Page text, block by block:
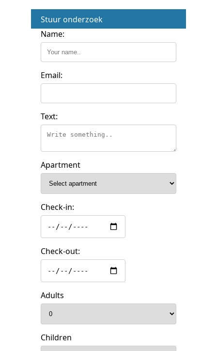
Stuur onderzoek
Name:
Email:
Text:
Apartment
Check-in:
Check-out:
Adults
Children